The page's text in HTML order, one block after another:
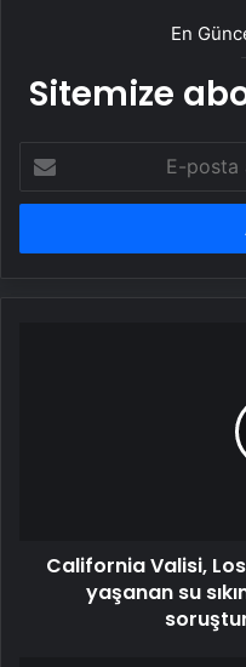
En
Sitemize
posta
adresinizi
bağımsız
soruşturma
California Valisi,
yaşanan su